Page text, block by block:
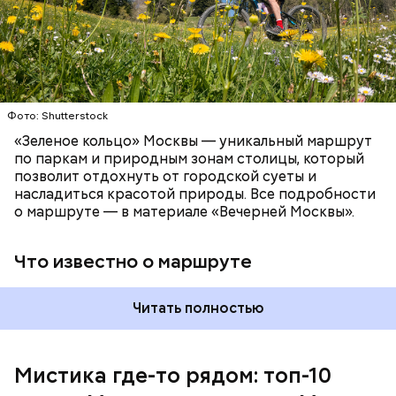
Фото: Shutterstock
«Зеленое кольцо» Москвы — уникальный маршрут
по паркам и природным зонам столицы, который
позволит отдохнуть от городской суеты и
насладиться красотой природы. Все подробности
о маршруте — в материале «Вечерней Москвы».
Что известно о маршруте
Читать полностью
Мистика где-то рядом: топ-10
Патриаршие пруды